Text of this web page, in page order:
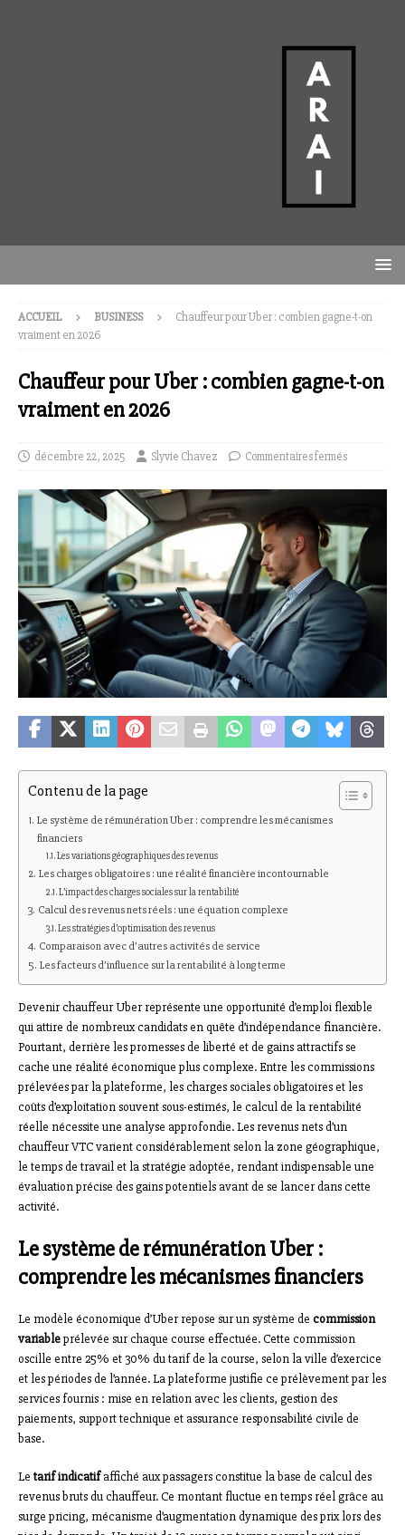
ACCUEIL BUSINESS
Chauffeur pour Uber : combien gagne-t-on
vraiment en 2026
Chauffeur pour Uber : combien gagne-t-on
vraiment en 2026
décembre 22, 2025 Slyvie Chavez Commentaires fermés
Contenu de la page
Le système de rémunération Uber : comprendre les mécanismes
financiers
Les variations géographiques des revenus
Les charges obligatoires : une réalité financière incontournable
L’impact des charges sociales sur la rentabilité
Calcul des revenus nets réels : une équation complexe
Les stratégies d’optimisation des revenus
Comparaison avec d’autres activités de service
Les facteurs d’influence sur la rentabilité à long terme
Devenir chauffeur Uber représente une opportunité d’emploi flexible
qui attire de nombreux candidats en quête d’indépendance financière.
Pourtant, derrière les promesses de liberté et de gains attractifs se
cache une réalité économique plus complexe. Entre les commissions
prélevées par la plateforme, les charges sociales obligatoires et les
coûts d’exploitation souvent sous-estimés, le calcul de la rentabilité
réelle nécessite une analyse approfondie. Les revenus nets d’un
chauffeur VTC varient considérablement selon la zone géographique,
le temps de travail et la stratégie adoptée, rendant indispensable une
évaluation précise des gains potentiels avant de se lancer dans cette
activité.
Le système de rémunération Uber :
comprendre les mécanismes financiers
Le modèle économique d’Uber repose sur un système de commission
variableprélevée sur chaque course effectuée. Cette commission
oscille entre 25% et 30% du tarif de la course, selon la ville d’exercice
et les périodes de l’année. La plateforme justifie ce prélèvement par les
services fournis : mise en relation avec les clients, gestion des
paiements, support technique et assurance responsabilité civile de
base.
Le tarif indicatifaffiché aux passagers constitue la base de calcul des
revenus bruts du chauffeur. Ce montant fluctue en temps réel grâce au
surge pricing, mécanisme d’augmentation dynamique des prix lors des